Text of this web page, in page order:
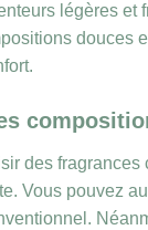
légères et
douces
des
Vous pouvez